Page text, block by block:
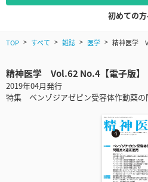
初めての
TOP すべて 雑誌 医学 精神医学
精神医学 Vol.62 No.4【電子版】
2019年04月発行
特集 ベンゾジアゼピン受容体作動薬の